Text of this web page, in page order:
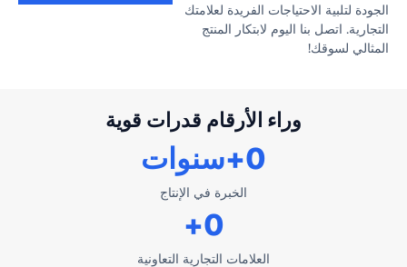
الجودة لتلبية الاحتياجات الفريدة لعلامتك
التجارية. اتصل بنا اليوم لابتكار المنتج
المثالي لسوقك!
وراء الأرقام قدرات قوية
الخبرة في الإنتاج
0+سنوات
العلامات التجارية التعاونية
0
+